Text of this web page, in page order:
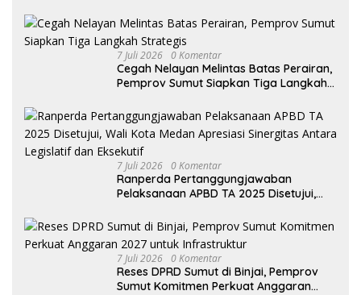
7 Juli 2026 0 Komentar
Cegah Nelayan Melintas Batas Perairan,
Pemprov Sumut Siapkan Tiga Langkah
7 Juli 2026 0 Komentar
Ranperda Pertanggungjawaban
Pelaksanaan APBD TA 2025 Disetujui,
Antara Legislatif dan Eksekutif
7 Juli 2026 0 Komentar
Reses DPRD Sumut di Binjai, Pemprov
Sumut Komitmen Perkuat Anggaran